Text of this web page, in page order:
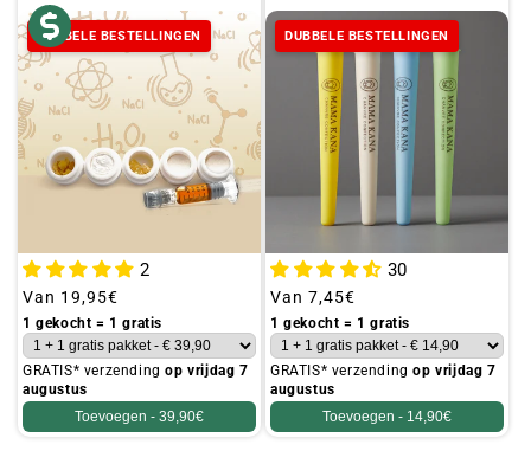
DUBBELE BESTELLINGEN
2
Gebruikelijke
prijs
Van 19,95€
1 gekocht = 1 gratis
GRATIS* verzendingop vrijdag 7
augustus
Toevoegen - 39,90€
DUBBELE BESTELLINGEN
30
Gebruikelijke
prijs
Van 7,45€
1 gekocht = 1 gratis
GRATIS* verzendingop vrijdag 7
augustus
Toevoegen - 14,90€